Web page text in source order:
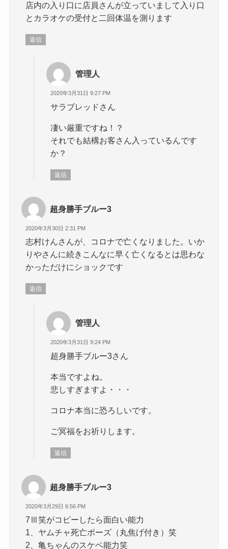
店内の入り口に店員さんが立っていまして入り口
とカラオケの受付と二回体温を測ります
返信
管理人
2020年3月31日 9:27 PM
サラブレッドさん
凄い厳重ですね！？
それでも結構お客さん入っているんです
か？
返信
超身勝手ブルー3
2020年3月30日 2:31 PM
志村けんさんが、コロナで亡くなりました。いか
りやさんに続きこんなに早く亡くなるとは思わな
かっただけにショックです
返信
管理人
2020年3月31日 9:24 PM
超身勝手ブルー3さん
本当ですよね。
悲しすぎますよ・・・
コロナ本当に恐ろしいです。
ご冥福をお祈りします。
返信
超身勝手ブルー3
2020年3月29日 6:56 PM
7Ⅲ笑がコピーしたら面白い能力
1、ヤムチャ死亡ポーズ（丸焦げ付き）笑
2、亀ちゃんのスケベ能力笑